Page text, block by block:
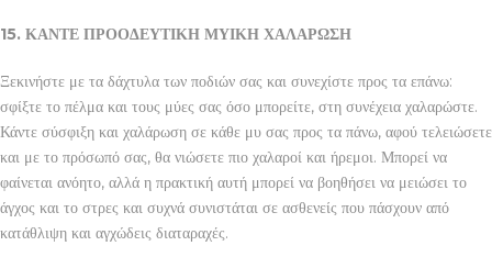
15. ΚΑΝΤΕ ΠΡΟΟΔΕΥΤΙΚΗ ΜΥΙΚΗ ΧΑΛΑΡΩΣΗ
Ξεκινήστε με τα δάχτυλα των ποδιών σας και συνεχίστε προς τα επάνω:
σφίξτε το πέλμα και τους μύες σας όσο μπορείτε, στη συνέχεια χαλαρώστε.
Κάντε σύσφιξη και χαλάρωση σε κάθε μυ σας προς τα πάνω, αφού τελειώσετε
και με το πρόσωπό σας, θα νιώσετε πιο χαλαροί και ήρεμοι. Μπορεί να
φαίνεται ανόητο, αλλά η πρακτική αυτή μπορεί να βοηθήσει να μειώσει το
άγχος και το στρες και συχνά συνιστάται σε ασθενείς που πάσχουν από
κατάθλιψη και αγχώδεις διαταραχές.